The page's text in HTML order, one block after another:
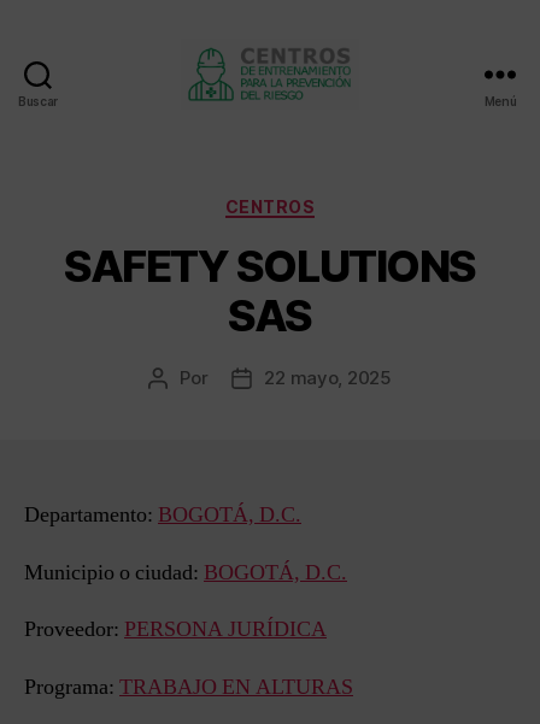
Buscar Menú
Categorías
CENTROS
SAFETY SOLUTIONS
SAS
Autor
Por
Fecha22 mayo, 2025
Departamento: BOGOTÁ, D.C.
Municipio o ciudad: BOGOTÁ, D.C.
Proveedor: PERSONA JURÍDICA
Programa: TRABAJO EN ALTURAS